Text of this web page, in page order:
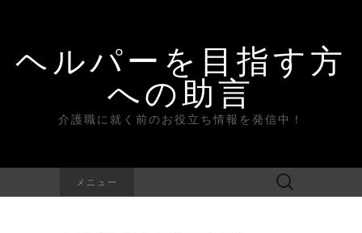
ヘルパーを目指す方
への助言
介護職に就く前のお役立ち情報を発信中！
メニュー
検
索: